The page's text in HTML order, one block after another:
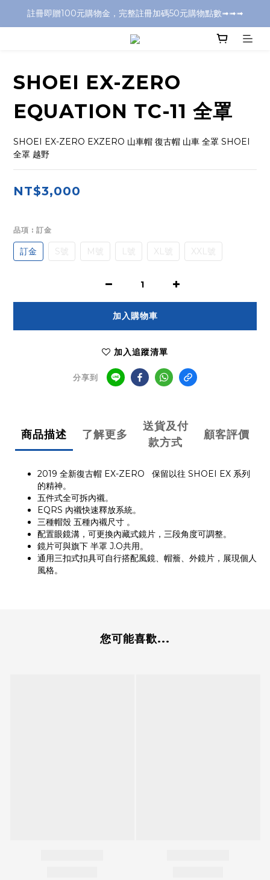
全店消費滿千元，超商取付免運費
註冊即贈100元購物金，完整註冊加碼50元購物點數➟➟➟
全店消費滿千元，超商取付免運費
SHOEI EX-ZERO
EQUATION TC-11 全罩
SHOEI EX-ZERO EXZERO 山車帽 復古帽 山車 全罩 SHOEI
全罩 越野
NT$3,000
品項 : 訂金
訂金 S號 M號 L號 XL號 XXL號
加入購物車
加入追蹤清單
分享到
商品描述 了解更多
送貨及付
款方式
顧客評價
2019 全新復古帽 EX-ZERO 保留以往 SHOEI EX 系列
的精神。
五件式全可拆內襯。
EQRS 內襯快速釋放系統。
三種帽殼 五種內襯尺寸 。
配置眼鏡溝，可更換內藏式鏡片，三段角度可調整。
鏡片可與旗下 半罩 J.O共用。
通用三扣式扣具可自行搭配風鏡、帽簷、外鏡片，展現個人
風格。
您可能喜歡...